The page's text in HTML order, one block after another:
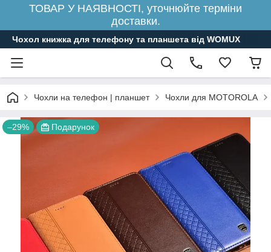
ТОВАР У НАЯВНОСТІ, уточнюйте терміни
доставки.
Чохол книжка для телефону та планшета від WOMUX
Чохли на телефон | планшет Чохли для MOTOROLA
–29% Подарунок